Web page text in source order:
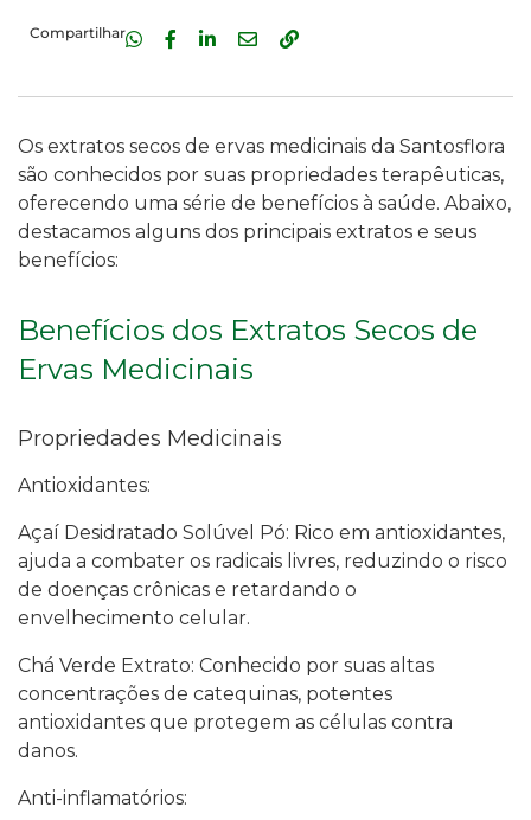
Compartilhar
Os extratos secos de ervas medicinais da Santosflora
são conhecidos por suas propriedades terapêuticas,
oferecendo uma série de benefícios à saúde. Abaixo,
destacamos alguns dos principais extratos e seus
benefícios:
Benefícios dos Extratos Secos de
Ervas Medicinais
Propriedades Medicinais
Antioxidantes:
Açaí Desidratado Solúvel Pó: Rico em antioxidantes,
ajuda a combater os radicais livres, reduzindo o risco
de doenças crônicas e retardando o
envelhecimento celular.
Chá Verde Extrato: Conhecido por suas altas
concentrações de catequinas, potentes
antioxidantes que protegem as células contra
danos.
Anti-inflamatórios: